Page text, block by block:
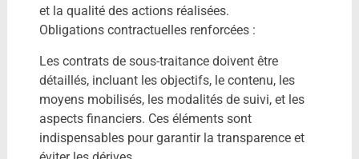
et la qualité des actions réalisées.
Obligations contractuelles renforcées :
Les contrats de sous-traitance doivent être
détaillés, incluant les objectifs, le contenu, les
moyens mobilisés, les modalités de suivi, et les
aspects financiers. Ces éléments sont
indispensables pour garantir la transparence et